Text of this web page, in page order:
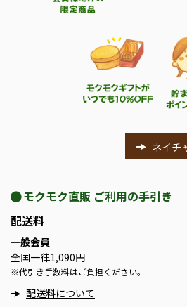
ネイチ
モクモク直販 ご利用の手引き
配送料
一般会員
全国一律1,090円
※代引き手数料はご負担ください。
配送料について